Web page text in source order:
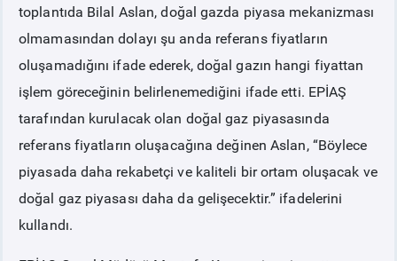
TEMİNAT
BÜLTENLER
DUYURULAR
BT HİZMET YÖNETİM SİSTEMİ POLİTİKAMIZ
toplantıda Bilal Aslan, doğal gazda piyasa mekanizması
olmamasından dolayı şu anda referans fiyatların
oluşamadığını ifade ederek, doğal gazın hangi fiyattan
işlem göreceğinin belirlenemediğini ifade etti. EPİAŞ
tarafından kurulacak olan doğal gaz piyasasında
referans fiyatların oluşacağına değinen Aslan, “Böylece
piyasada daha rekabetçi ve kaliteli bir ortam oluşacak ve
doğal gaz piyasası daha da gelişecektir.” ifadelerini
kullandı.